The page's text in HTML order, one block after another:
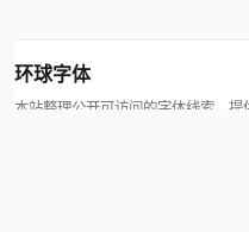
环球字体
本站整理公开可访问的字体线索，提